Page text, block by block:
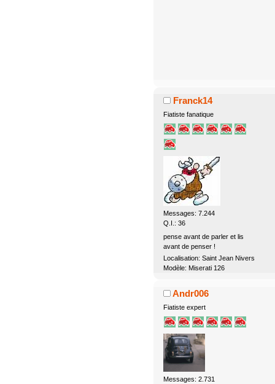
Franck14
Fiatiste fanatique
Messages: 7.244
Q.I.: 36
pense avant de parler et lis
avant de penser !
Localisation: Saint Jean Nivers
Modèle: Miserati 126
Andr006
Fiatiste expert
Messages: 2.731